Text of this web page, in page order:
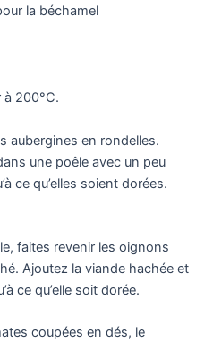
la béchamel
à 200°C.
aubergines en rondelles.
une poêle avec un peu
ce qu’elles soient dorées.
faites revenir les oignons
Ajoutez la viande hachée et
ce qu’elle soit dorée.
coupées en dés, le